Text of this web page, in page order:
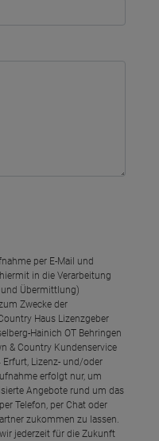
per E-Mail und
in die Verarbeitung
Übermittlung)
Zwecke der
Haus Lizenzgeber
Hainich OT Behringen
& Country Kundenservice
Erfurt, Lizenz- und/oder
erfolgt nur, um
Angebote rund um das
Telefon, per Chat oder
zukommen zu lassen.
jederzeit für die Zukunft